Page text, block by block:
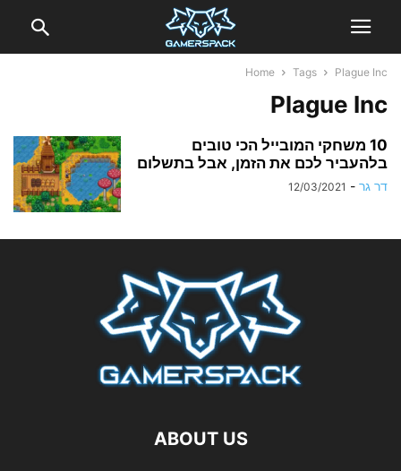
Home Tags Plague Inc
Plague Inc
10 משחקי המובייל הכי טובים
בלהעביר לכם את הזמן, אבל בתשלום
דר גר -
12/03/2021
ABOUT US